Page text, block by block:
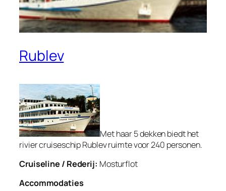
Rublev
Met haar 5 dekken biedt het
rivier cruiseschip Rublev ruimte voor 240 personen.
Cruiseline / Rederij: Mosturflot
Accommodaties